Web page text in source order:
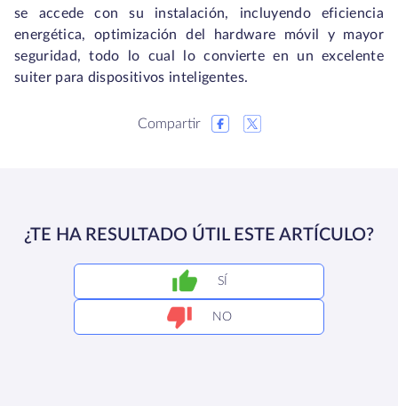
se accede con su instalación, incluyendo eficiencia
energética, optimización del hardware móvil y mayor
seguridad, todo lo cual lo convierte en un excelente
suiter para dispositivos inteligentes.
Compartir
¿TE HA RESULTADO ÚTIL ESTE ARTÍCULO?
SÍ
NO